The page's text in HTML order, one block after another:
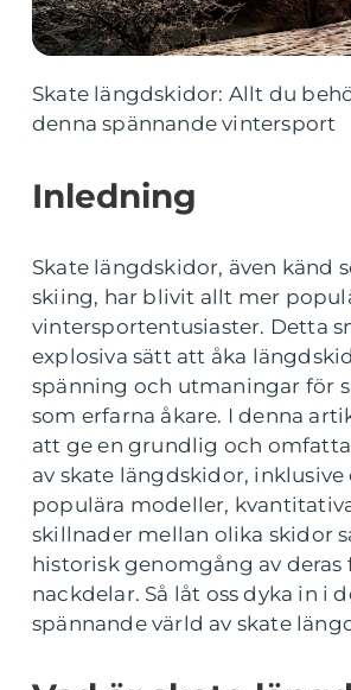
Skate längdskidor: Allt du
denna spännande vintersport
Inledning
Skate längdskidor, även känd
skiing, har blivit allt mer
vintersportentusiaster. Detta
explosiva sätt att åka
spänning och utmaningar för
som erfarna åkare. I denna
att ge en grundlig och
av skate längdskidor,
populära modeller,
skillnader mellan olika skidor
historisk genomgång av deras
nackdelar. Så låt oss dyka in i
spännande värld av skate